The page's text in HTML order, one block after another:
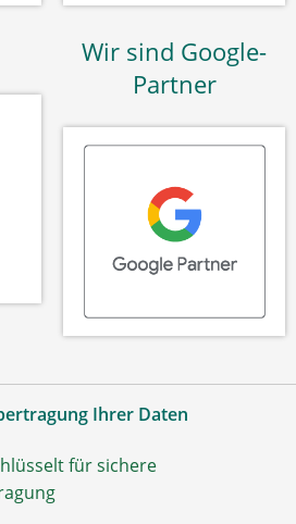
Wir sind Google-
Partner
Ihrer Daten
für sichere